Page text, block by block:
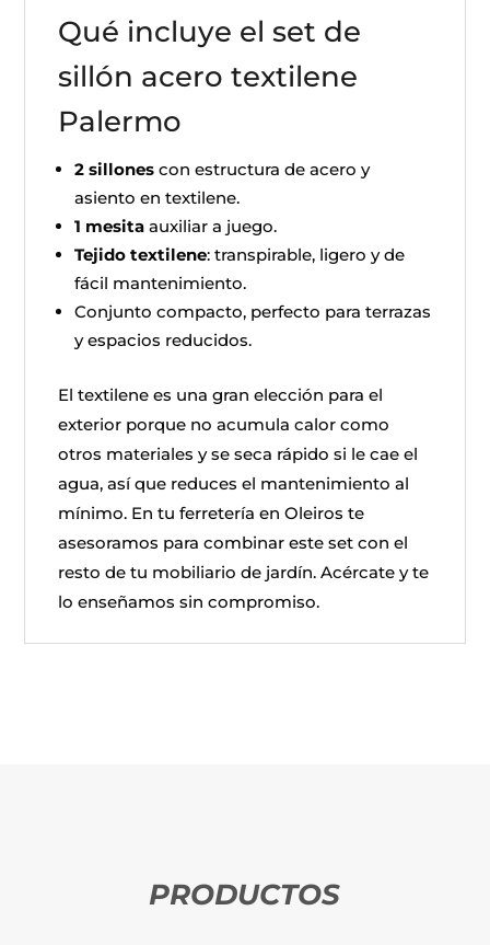
Qué incluye el set de
sillón acero textilene
Palermo
2 sillones con estructura de acero y
asiento en textilene.
1 mesita auxiliar a juego.
Tejido textilene: transpirable, ligero y de
fácil mantenimiento.
Conjunto compacto, perfecto para terrazas
y espacios reducidos.
El textilene es una gran elección para el
exterior porque no acumula calor como
otros materiales y se seca rápido si le cae el
agua, así que reduces el mantenimiento al
mínimo. En tu ferretería en Oleiros te
asesoramos para combinar este set con el
resto de tu mobiliario de jardín. Acércate y te
lo enseñamos sin compromiso.
PRODUCTOS